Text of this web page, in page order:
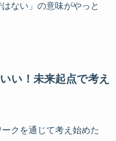
ない」の意味がやっと
い！未来起点で考え
クを通じて考え始めた